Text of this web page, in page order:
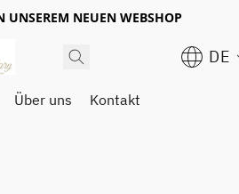
NEUEN WEBSHOP
DE
Über uns Kontakt